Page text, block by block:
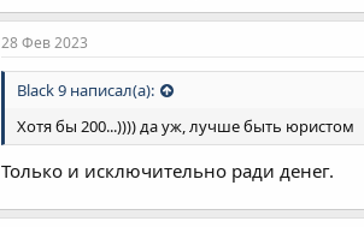
28 Фев 2023
Black 9 написал(а):
Хотя бы 200...)))) да уж, лучше быть юристом
Только и исключительно ради денег.